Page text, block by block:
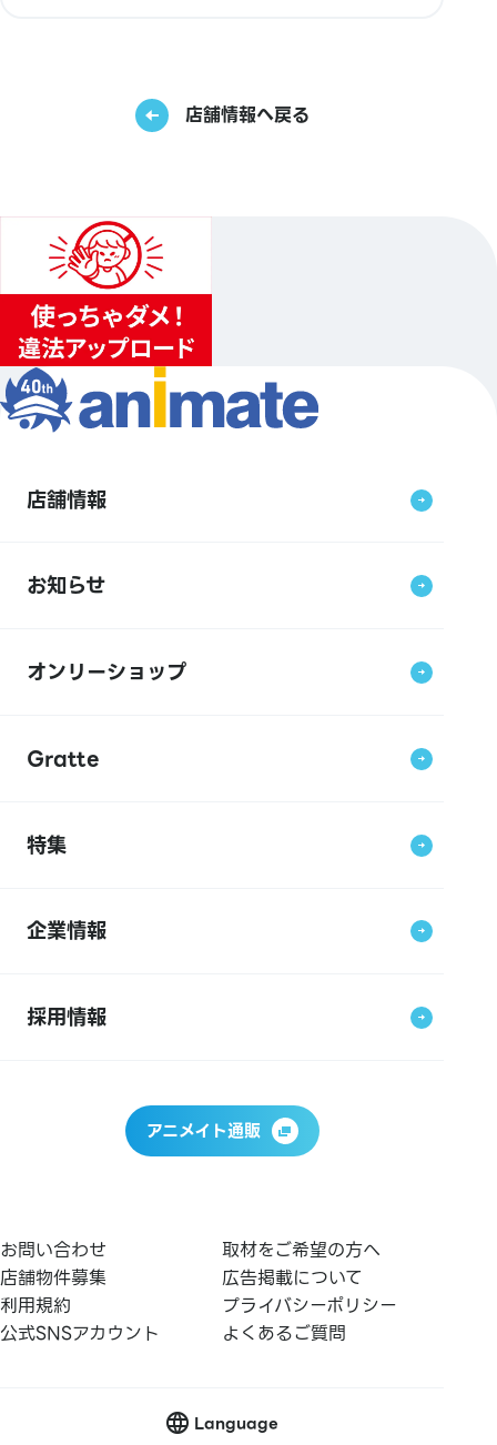
店舗情報へ戻る
店舗情報
お知らせ
オンリーショップ
Gratte
特集
企業情報
採用情報
アニメイト通販
お問い合わせ
取材をご希望の方へ
店舗物件募集
広告掲載について
利用規約
プライバシーポリシー
公式SNSアカウント
よくあるご質問
Language